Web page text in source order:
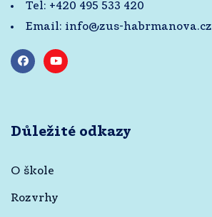
Tel: +420 495 533 420
Email: info@zus-habrmanova.cz
Důležité odkazy
O škole
Rozvrhy